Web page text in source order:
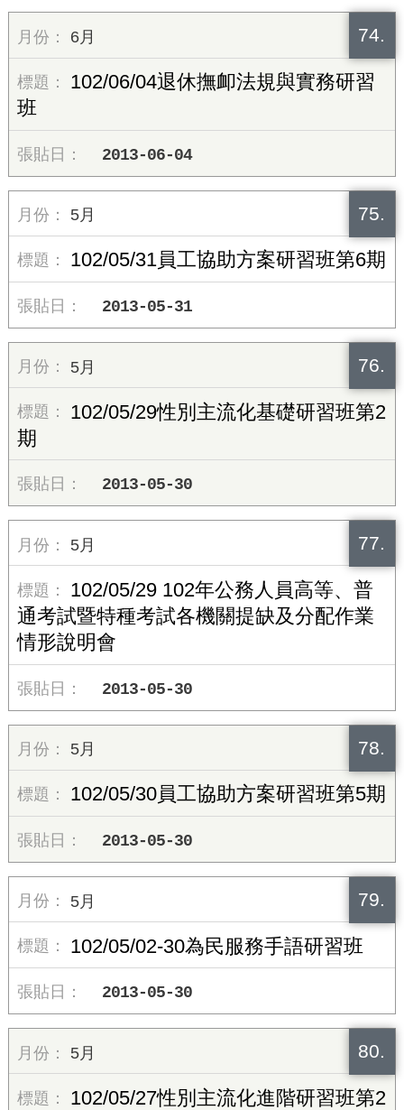
74.
6月
102/06/04退休撫卹法規與實務研習
班
2013-06-04
75.
5月
102/05/31員工協助方案研習班第6期
2013-05-31
76.
5月
102/05/29性別主流化基礎研習班第2
期
2013-05-30
77.
5月
102/05/29 102年公務人員高等、普
通考試暨特種考試各機關提缺及分配作業
情形說明會
2013-05-30
78.
5月
102/05/30員工協助方案研習班第5期
2013-05-30
79.
5月
102/05/02-30為民服務手語研習班
2013-05-30
80.
5月
102/05/27性別主流化進階研習班第2